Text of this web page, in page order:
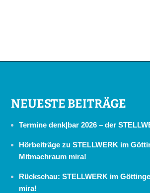
NEUESTE BEITRÄGE
Termine denk|bar 2026 – der
Hörbeiträge zu STELLWERK im
Mitmachraum mira!
Rückschau: STELLWERK im
mira!